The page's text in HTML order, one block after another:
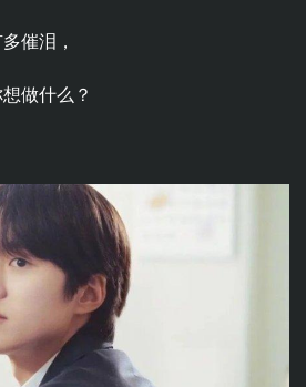
催泪，
做什么？